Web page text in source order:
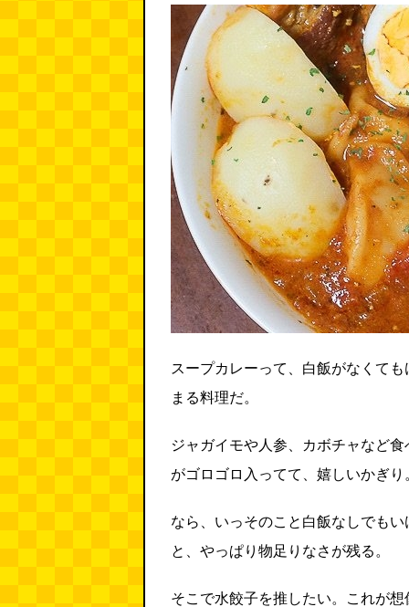
スープカレーって、白飯がなくて
まる料理だ。
ジャガイモや人参、カボチャなど
がゴロゴロ入ってて、嬉しいかぎり
なら、いっそのこと白飯なしでも
と、やっぱり物足りなさが残る。
そこで水餃子を推したい。これが